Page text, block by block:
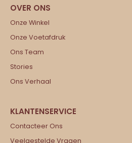
Onze Winkel
Onze Voetafdruk
Ons Team
Stories
Ons Verhaal
Contacteer Ons
Veelgestelde Vragen